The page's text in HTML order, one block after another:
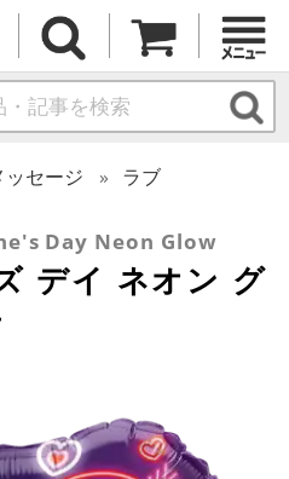
ッセージ
ラブ
Day Neon Glow
デイ ネオン グ